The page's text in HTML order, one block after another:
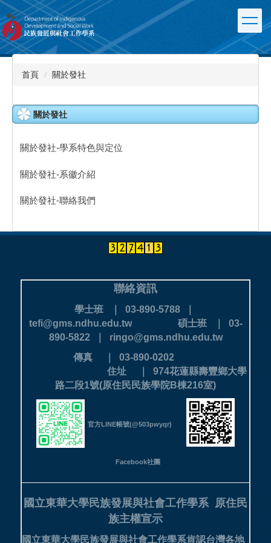
跳
到
主
要
內
首頁 關於發社
關於發社
關於發社-學系特色與定位
關於發社-系徽介紹
關於發社-聯絡我們
聯絡資訊
學士班 ｜ 03-890-5788 ｜
tefi@gms.ndhu.edu.tw 碩士班 ｜ 03-
890-5822 ｜ ringo@gms.ndhu.edu.tw
傳真 ｜ 03-890-0202
住址 ｜ 974花蓮縣壽豐鄉大學
路二段1號(原住民民族學院B棟216室)
官方LINE帳號(@503pwyqr)
Facebook社團
國立東華大學民族發展與社會工作學系 原住民
族主權宣示
國立東華大學民族發展與社會工作學系肯認台灣各地